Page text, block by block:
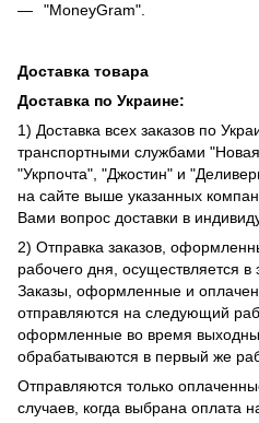
"MoneyGram".
Доставка товара
Доставка по Украине:
1) Доставка всех заказов по
транспортными службами
"Укрпочта", "Джостин" и
на сайте выше указанных
Вами вопрос доставки в
2) Отправка заказов,
рабочего дня, осуществляется в
Заказы, оформленные и
отправляются на следующий
оформленные во время
обрабатываются в первый же
Отправляются только
случаев, когда выбрана оплата